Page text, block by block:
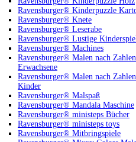
Ravensburger® Kinderpuzzle
Ravensburger® Knete
Ravensburger® Leserabe
Ravensburger® Lustige
Ravensburger® Machines
Ravensburger® Malen nach Zahlen
Erwachsene
Ravensburger® Malen nach Zahlen
Kinder
Ravensburger® Malspaß
Ravensburger® Mandala Maschine
Ravensburger® ministeps Bücher
Ravensburger® ministeps toys
Ravensburger® Mitbringspiele